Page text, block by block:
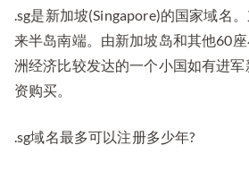
.sg是新加坡(Singapore)的国家域名
来半岛南端。由新加坡岛和其他60
洲经济比较发达的一个小国如有进
资购买。
.sg域名最多可以注册多少年?